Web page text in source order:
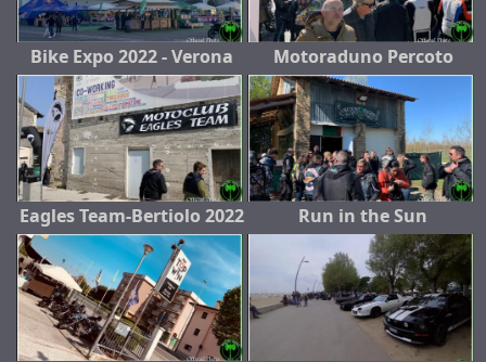
Bike Expo 2022 - Verona Motoraduno Percoto
Eagles Team-Bertiolo 2022 Run in the Sun